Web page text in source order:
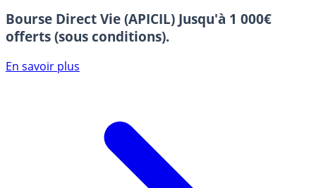
Bourse Direct Vie (APICIL) Jusqu'à 1 000€
offerts (sous conditions).
En savoir plus